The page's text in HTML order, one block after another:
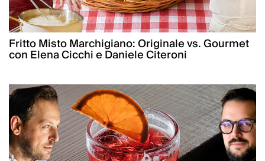
Fritto Misto Marchigiano: Originale vs. Gourmet
con Elena Cicchi e Daniele Citeroni